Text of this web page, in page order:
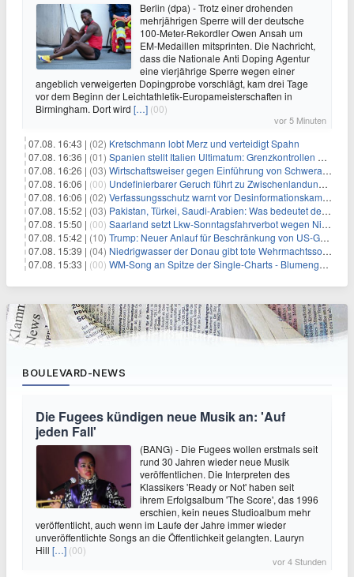
Berlin (dpa) - Trotz einer drohenden
mehrjährigen Sperre will der deutsche
100-Meter-Rekordler Owen Ansah um
EM-Medaillen mitsprinten. Die Nachricht,
dass die Nationale Anti Doping Agentur
eine vierjährige Sperre wegen einer
angeblich verweigerten Dopingprobe vorschlägt, kam drei Tage
vor dem Beginn der Leichtathletik-Europameisterschaften in
Birmingham. Dort wird […] (00)
vor 5 Minuten
07.08. 16:43 | (02) Kretschmann lobt Merz und verteidigt Spahn
07.08. 16:36 | (01) Spanien stellt Italien Ultimatum: Grenzkontrollen beenden
07.08. 16:26 | (03) Wirtschaftsweiser gegen Einführung von Schwerarbeiter-Rente
07.08. 16:06 | (00) Undefinierbarer Geruch führt zu Zwischenlandung von Flieger
07.08. 16:06 | (02) Verfassungsschutz warnt vor Desinformationskampagne gegen Merz
07.08. 15:52 | (03) Pakistan, Türkei, Saudi-Arabien: Was bedeutet der neue Pakt?
07.08. 15:50 | (00) Saarland setzt Lkw-Sonntagsfahrverbot wegen Niedrigwasser aus
07.08. 15:42 | (10) Trump: Neuer Anlauf für Beschränkung von US-Geburtsrecht
07.08. 15:39 | (04) Niedrigwasser der Donau gibt tote Wehrmachtssoldaten frei
07.08. 15:33 | (00) WM-Song an Spitze der Single-Charts - Blumengarten auf Platz zwei
BOULEVARD-NEWS
Die Fugees kündigen neue Musik an: 'Auf
jeden Fall'
(BANG) - Die Fugees wollen erstmals seit
rund 30 Jahren wieder neue Musik
veröffentlichen. Die Interpreten des
Klassikers 'Ready or Not' haben seit
ihrem Erfolgsalbum 'The Score', das 1996
erschien, kein neues Studioalbum mehr
veröffentlicht, auch wenn im Laufe der Jahre immer wieder
unveröffentlichte Songs an die Öffentlichkeit gelangten. Lauryn
Hill […] (00)
vor 4 Stunden